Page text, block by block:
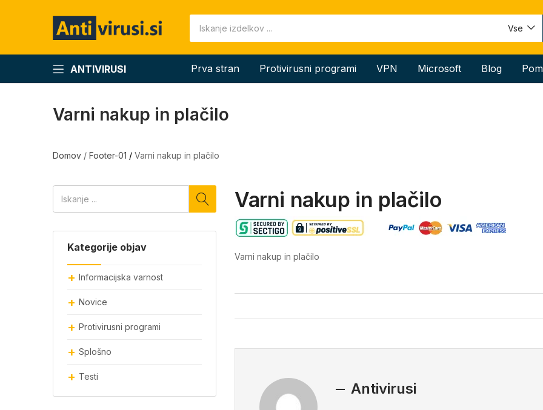
Vse
ANTIVIRUSI Prva stran Protivirusni programi VPN Microsoft Blog
Varni nakup in plačilo
Domov / Footer-01 / Varni nakup in plačilo
Kategorije objav
Informacijska varnost
Novice
Protivirusni programi
Splošno
Testi
Varni nakup in plačilo
Varni nakup in plačilo
Antivirusi